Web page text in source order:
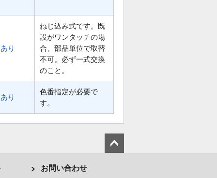
あり
ねじ込み式です。既
設がワンタッチの場
合、部品単位で取替
不可。必ず一式交換
のこと。
あり
色番指定が必要で
す。
お問い合わせ